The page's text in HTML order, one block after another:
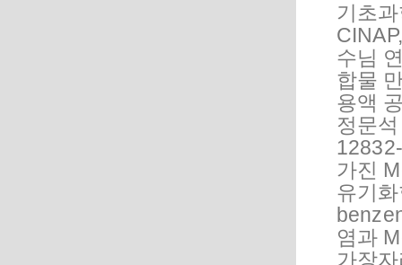
기초
수님
합물
용액
정문
가진
유기
염과
가장